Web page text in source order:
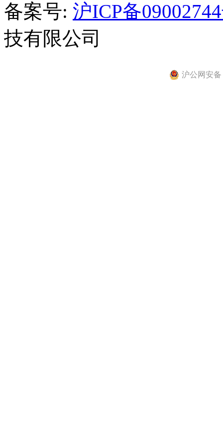
备案号: 沪ICP备
技有限公司
沪公网安备